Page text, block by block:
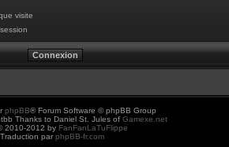
visite
phpBB® Forum Software © phpBB Group
Thanks to Daniel St. Jules of Gamexe.net
2010-2012 by FanFanLaTuFlippe
Traduction par phpBB-fr.com